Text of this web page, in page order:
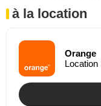
à la location
Orange
Location